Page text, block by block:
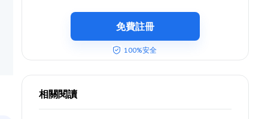
免費註冊
100%安全
相關閱讀